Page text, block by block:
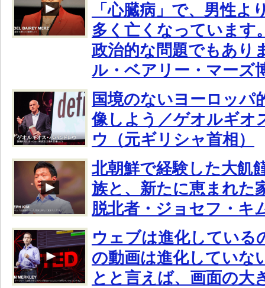
「心臓病」で、男性よ
多く亡くなっています
政治的な問題でもあり
ル・ベアリー・マーズ
国境のないヨーロッパ
像しよう／ゲオルギオ
ウ（元ギリシャ首相）
北朝鮮で経験した大飢
族と、新たに恵まれた
脱北者・ジョセフ・キ
ウェブは進化している
の動画は進化していな
とと言えば、画面の大